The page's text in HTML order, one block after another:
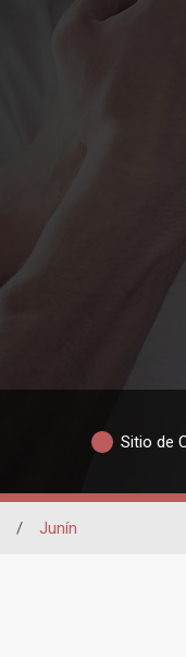
Sitio de
/ Junín